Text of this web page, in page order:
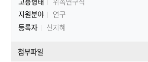
지원분야
연구
등록자
신지혜
첨부파일